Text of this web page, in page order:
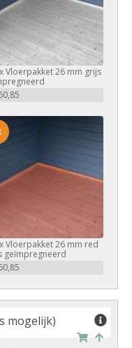
Vloerpakket 26 mm grijs
Vloerpakket 26 mm red
geïmpregneerd
mogelijk)